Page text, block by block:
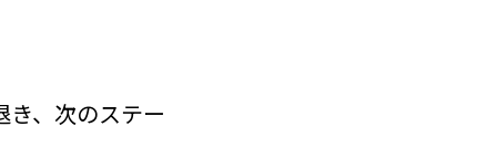
き、次のステー